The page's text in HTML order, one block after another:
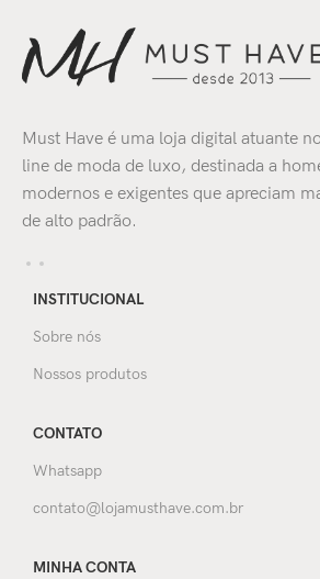
Must Have é uma loja digital atuante
line de moda de luxo, destinada a
modernos e exigentes que apreciam
de alto padrão.
INSTITUCIONAL
Sobre nós
Nossos produtos
CONTATO
Whatsapp
contato@lojamusthave.com.br
MINHA CONTA